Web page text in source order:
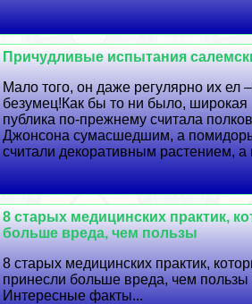
Причудливые испытания
Мало того, он даже регулярно их ел
безумец!Как бы то ни было, широкая
публика по-прежнему считала
Джонсона cyмacшедшим, а
считали декоративным растением,
8 старых медицинских пpaктик,
больше вреда, чем пользы
8 старых медицинских пpaктик,
принесли больше вреда, чем пользы
Интересные факты...